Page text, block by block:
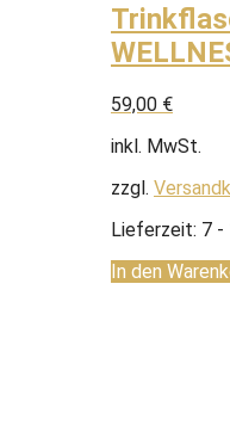
59,00 €
inkl. MwSt.
zzgl.
Lieferzeit: 7 -
In den